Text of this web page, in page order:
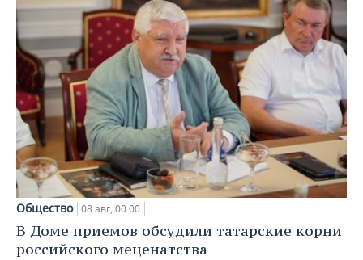
Общество 08 авг, 00:00
В Доме приемов обсудили татарские корни
российского меценатства